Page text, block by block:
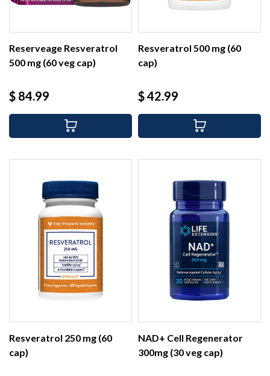
Reserveage Resveratrol
500 mg (60 veg cap)
Precio
$ 84.99
Resveratrol 500 mg (60
cap)
Precio
$ 42.99
Resveratrol 250 mg (60
cap)
NAD+ Cell Regenerator
300mg (30 veg cap)